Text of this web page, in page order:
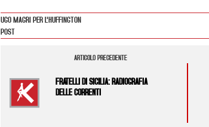
UGO MAGRI PER L'HUFFINGTON
POST
ARTICOLO PRECEDENTE
FRATELLI DI SICILIA: RADIOGRAFIA
DELLE CORRENTI